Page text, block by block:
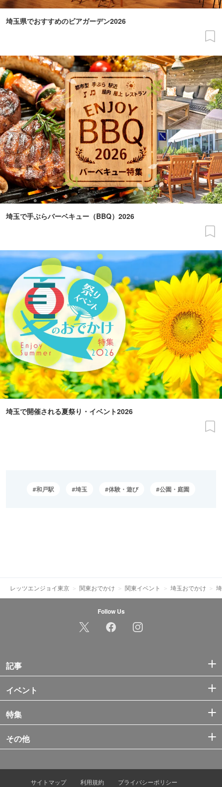
埼玉県でおすすめのビアガーデン2026
埼玉で手ぶらバーベキュー（BBQ）2026
埼玉で開催される夏祭り・イベント2026
和戸駅 埼玉 体験・遊び 公園・庭園
レッツエンジョイ東京 関東おでかけ 関東イベント 埼玉おでかけ
Follow Us
記事
イベント
特集
その他
サイトマップ 利用規約 プライバシーポリシー